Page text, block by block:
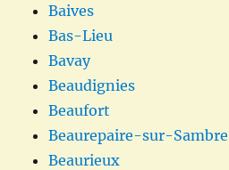
Baives
Bas-Lieu
Bavay
Beaudignies
Beaufort
Beaurepaire-sur-Sambre
Beaurieux